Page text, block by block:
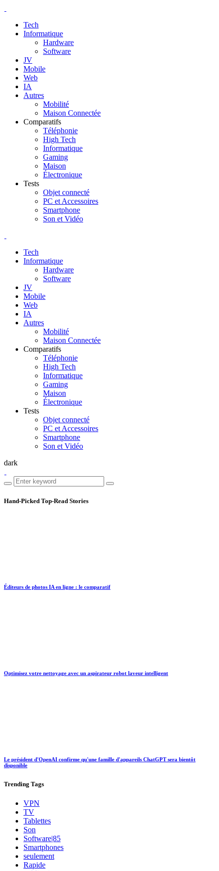
Tech
Informatique
Hardware
Software
JV
Mobile
Web
IA
Autres
Mobilité
Maison Connectée
Comparatifs
Téléphonie
High Tech
Informatique
Gaming
Maison
Électronique
Tests
Objet connecté
PC et Accessoires
Smartphone
Son et Vidéo
Tech
Informatique
Hardware
Software
JV
Mobile
Web
IA
Autres
Mobilité
Maison Connectée
Comparatifs
Téléphonie
High Tech
Informatique
Gaming
Maison
Électronique
Tests
Objet connecté
PC et Accessoires
Smartphone
Son et Vidéo
dark
Hand-Picked Top-Read Stories
Éditeurs de photos IA en ligne : le comparatif
Optimisez votre nettoyage avec un aspirateur robot laveur intelligent
Le président d'OpenAI confirme qu'une famille d'appareils ChatGPT sera bientôt
disponible
Trending Tags
VPN
TV
Tablettes
Son
Software|85
Smartphones
seulement
Rapide